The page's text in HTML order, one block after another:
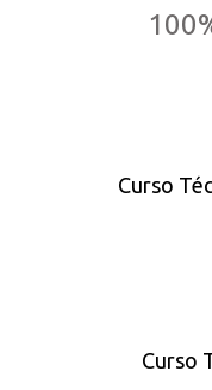
Curso
Curso